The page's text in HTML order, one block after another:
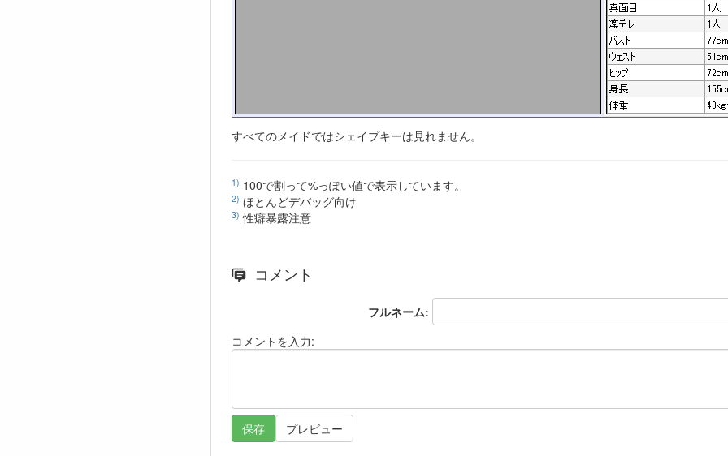
すべてのメイドではシェイプキーは見れません。
1) 100で割って%っぽい値で表示しています。
2) ほとんどデバッグ向け
3) 性癖暴露注意
コメント
フルネーム:
コメントを入力: